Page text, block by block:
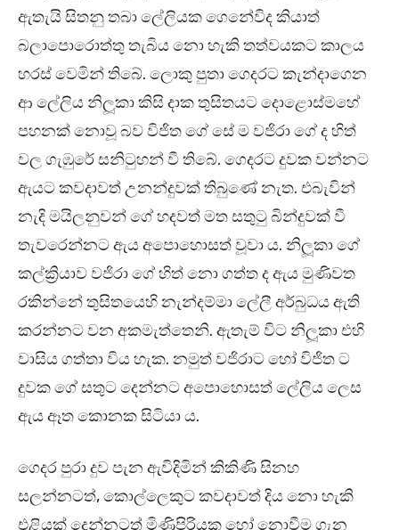
ඇතැයි සිතනු තබා ලේලියක ගෙනේවිද කියාත්
බලාපොරොත්තු තැබිය නො හැකි තත්වයකට කාලය
හරස් වෙමින් තිබේ. ලොකු පුතා ගෙදරට කැන්දාගෙන
ආ ලේලිය නිලූකා කිසි දාක තුසිතයට දොළොස්මහේ
පහනක් නොවූ බව විජිත ගේ සේ ම වජිරා ගේ ද හිත්
වල ගැඹුරේ සනිටුහන් වී තිබේ. ගෙදරට දුවක වන්නට
ඇයට කවදාවත් උනන්දුවක් තිබුණේ නැත. එබැවින්
නැදි මයිලනුවන් ගේ හදවත් මත සතුටු බින්දුවක් වී
තැවරෙන්නට ඇය අපොහොසත් වූවා ය. නිලූකා ගේ
කල්ක්‍රියාව වජිරා ගේ හිත් නො ගත්ත ද ඇය මුණිවත
රකින්නේ තුසිතයෙහි නැන්දම්මා ලේලී අර්බුධය ඇති
කරන්නට වන අකමැත්තෙනි. ඇතැම් විට නිලූකා එහි
වාසිය ගත්තා විය හැක. නමුත් වජිරාට හෝ විජිත ට
දුවක ගේ සතුට දෙන්නට අපොහොසත් ලේලිය ලෙස
ඇය ඈත කොනක සිටියා ය.
ගෙදර පුරා දුව පැන ඇවිදිමින් කිකිණි සිනහ
සලන්නටත්, කොල්ලෙකුට කවදාවත් දිය නො හැකි
එළියක් දෙන්නටත් මිණිපිරියක හෝ නොවීම ගැන